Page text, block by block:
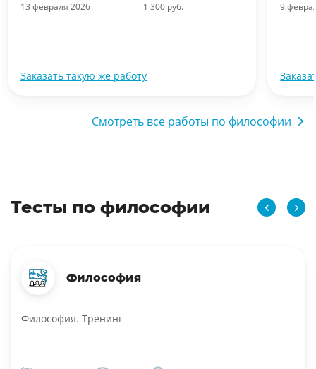
13 февраля 2026 1 300 руб.
Заказать такую же работу
9
Смотреть все работы по философии
Тесты по философии
Философия
Философия. Тренинг